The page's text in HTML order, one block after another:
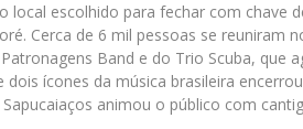
local escolhido para fechar com chave
Cerca de 6 mil pessoas se reuniram
Band e do Trio Scuba, que
ícones da música brasileira
animou o público com